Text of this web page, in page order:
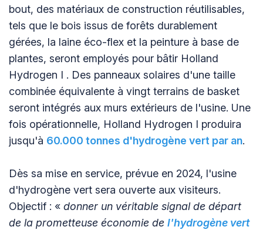
bout, des matériaux de construction réutilisables,
tels que le bois issus de forêts durablement
gérées, la laine éco-flex et la peinture à base de
plantes, seront employés pour bâtir Holland
Hydrogen I . Des panneaux solaires d'une taille
combinée équivalente à vingt terrains de basket
seront intégrés aux murs extérieurs de l'usine. Une
fois opérationnelle, Holland Hydrogen I produira
jusqu'à 60.000 tonnes d'hydrogène vert par an.
Dès sa mise en service, prévue en 2024, l'usine
d'hydrogène vert sera ouverte aux visiteurs.
Objectif : « donner un véritable signal de départ
de la prometteuse économie de l'hydrogène vert